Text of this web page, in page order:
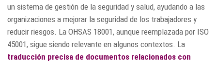
un sistema de gestión de la seguridad y salud, ayudando a las
organizaciones a mejorar la seguridad de los trabajadores y
reducir riesgos. La OHSAS 18001, aunque reemplazada por ISO
45001, sigue siendo relevante en algunos contextos. La
traducción precisa de documentos relacionados con